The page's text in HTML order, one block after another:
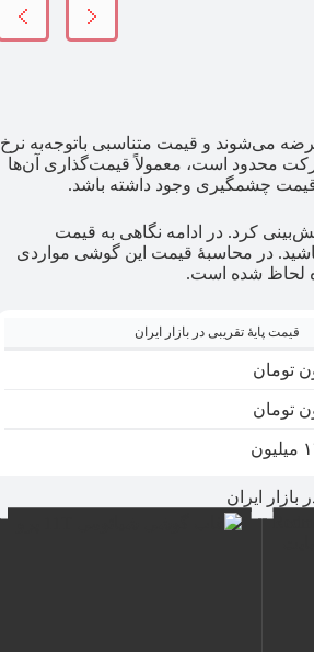
می‌شوند و قیمت متناسبی باتوجه‌به نرخ
محدود است، معمولاً قیمت‌گذاری آن‌ها
چشمگیری وجود داشته باشد.
شیائومی ۱۷ در بازار ایران را پیش‌بینی کرد. در ادامه نگاهی به قیمت
در محاسبۀ قیمت این گوشی مواردی
لحاظ شده است.
قیمت پایۀ تقریبی در بازار ایران